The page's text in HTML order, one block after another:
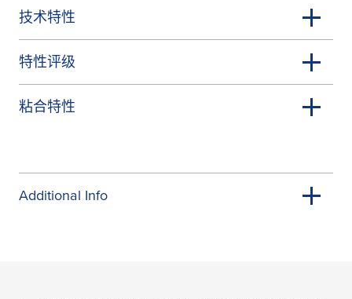
技术特性
特性评级
粘合特性
Additional Info